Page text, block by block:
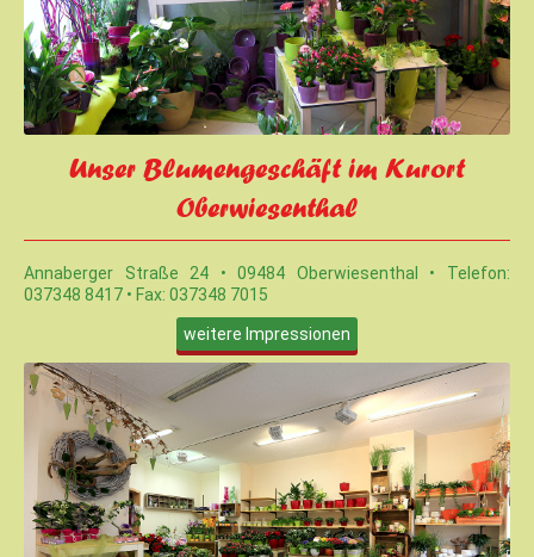
Unser Blumengeschäft im Kurort
Oberwiesenthal
Annaberger Straße 24 • 09484 Oberwiesenthal • Telefon:
037348 8417 • Fax: 037348 7015
weitere Impressionen